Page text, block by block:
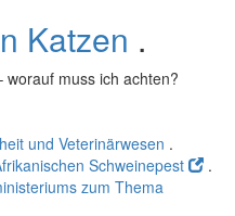
Katzen .
muss ich achten?
und Veterinärwesen .
Schweinepest
.
zum Thema